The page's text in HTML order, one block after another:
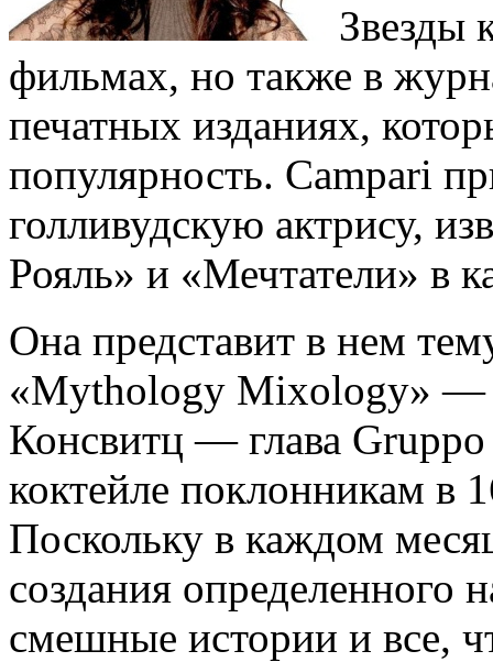
Звезды
фильмах, но также в
печатных изданиях,
популярность. Campari
голливудскую актрису,
Рояль» и «Мечтатели» в
Она представит в нем
«Mythology Mixology» —
Консвитц — глава
коктейле поклонникам в
Поскольку в каждом
создания определенного
смешные истории и все,